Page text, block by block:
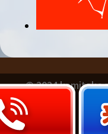
© 2024 kamitake